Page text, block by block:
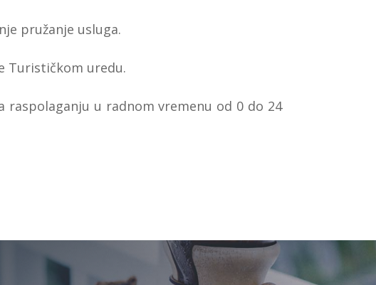
pružanje usluga.
Turističkom uredu.
u radnom vremenu od 0 do 24